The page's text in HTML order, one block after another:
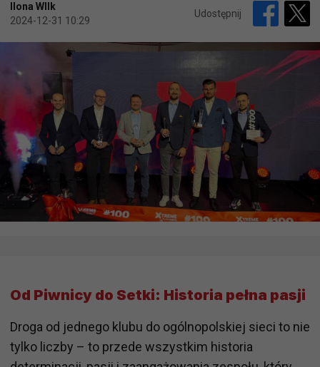
Ilona WIlk
2024-12-31 10:29
Udostępnij
Od Piwnicy do Setki: Historia pełna pasji
Droga od jednego klubu do ogólnopolskiej sieci to nie
tylko liczby – to przede wszystkim historia